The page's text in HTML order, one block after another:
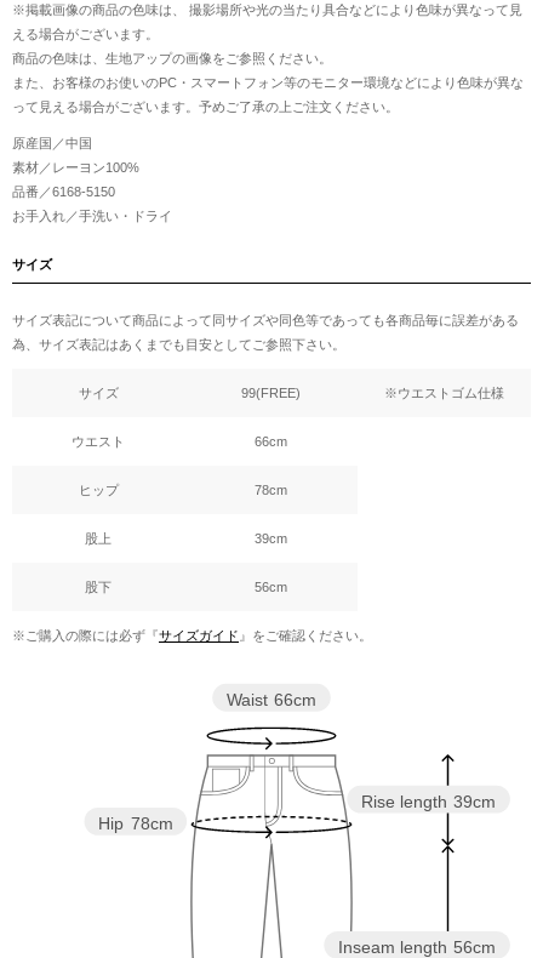
※掲載画像の商品の色味は、 撮影場所や光の当たり具合などにより色味が異なって見
える場合がございます。
商品の色味は、生地アップの画像をご参照ください。
また、お客様のお使いのPC・スマートフォン等のモニター環境などにより色味が異な
って見える場合がございます。予めご了承の上ご注文ください。
原産国／中国
素材／レーヨン100%
品番／6168-5150
お手入れ／手洗い・ドライ
サイズ
サイズ表記について商品によって同サイズや同色等であっても各商品毎に誤差がある
為、サイズ表記はあくまでも目安としてご参照下さい。
サイズ 99(FREE) ※ウエストゴム仕様
ウエスト 66cm
ヒップ 78cm
股上 39cm
股下 56cm
※ご購入の際には必ず『サイズガイド 』をご確認ください。
Inseam length 56cm
Rise length 39cm
Hip 78cm
Waist 66cm